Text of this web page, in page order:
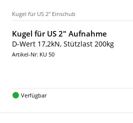
Kugel für US 2" Einschub
Kugel für US 2" Aufnahme
D-Wert 17,2kN, Stützlast 200kg
Artikel-Nr: KU 50
Verfügbar